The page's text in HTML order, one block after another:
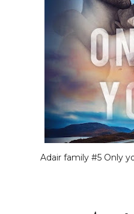
Adair family #5 Only